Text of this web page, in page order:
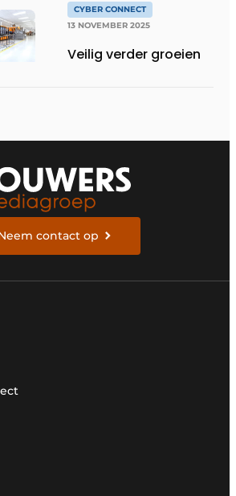
CYBER CONNECT
13 NOVEMBER 2025
Veilig verder groeien
contact op